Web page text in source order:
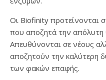
Οι Biofinity προτείνονται
που αποζητά την απόλυτη
Απευθύνονται σε νέους
αποζητούν την καλύτερη
των φακών επαφής.